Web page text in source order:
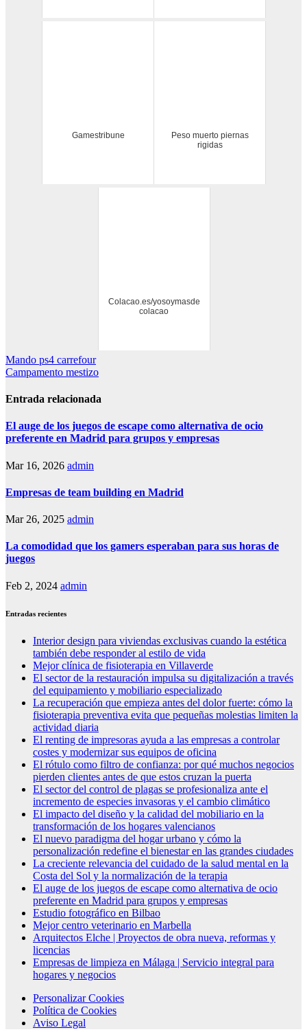
Gamestribune
Peso muerto piernas
rigidas
Colacao.es/yosoymasde
colacao
Navegación
de
entradas
Mando ps4 carrefour
Campamento mestizo
Entrada relacionada
El auge de los juegos de escape como alternativa de ocio
preferente en Madrid para grupos y empresas
Mar 16, 2026 admin
Empresas de team building en Madrid
Mar 26, 2025 admin
La comodidad que los gamers esperaban para sus horas de
juegos
Feb 2, 2024 admin
Entradas recientes
Interior design para viviendas exclusivas cuando la estética
también debe responder al estilo de vida
Mejor clínica de fisioterapia en Villaverde
El sector de la restauración impulsa su digitalización a través
del equipamiento y mobiliario especializado
La recuperación que empieza antes del dolor fuerte: cómo la
fisioterapia preventiva evita que pequeñas molestias limiten la
actividad diaria
El renting de impresoras ayuda a las empresas a controlar
costes y modernizar sus equipos de oficina
El rótulo como filtro de confianza: por qué muchos negocios
pierden clientes antes de que estos cruzan la puerta
El sector del control de plagas se profesionaliza ante el
incremento de especies invasoras y el cambio climático
El impacto del diseño y la calidad del mobiliario en la
transformación de los hogares valencianos
El nuevo paradigma del hogar urbano y cómo la
personalización redefine el bienestar en las grandes ciudades
La creciente relevancia del cuidado de la salud mental en la
Costa del Sol y la normalización de la terapia
El auge de los juegos de escape como alternativa de ocio
preferente en Madrid para grupos y empresas
Estudio fotográfico en Bilbao
Mejor centro veterinario en Marbella
Arquitectos Elche | Proyectos de obra nueva, reformas y
licencias
Empresas de limpieza en Málaga | Servicio integral para
hogares y negocios
Personalizar Cookies
Política de Cookies
Aviso Legal